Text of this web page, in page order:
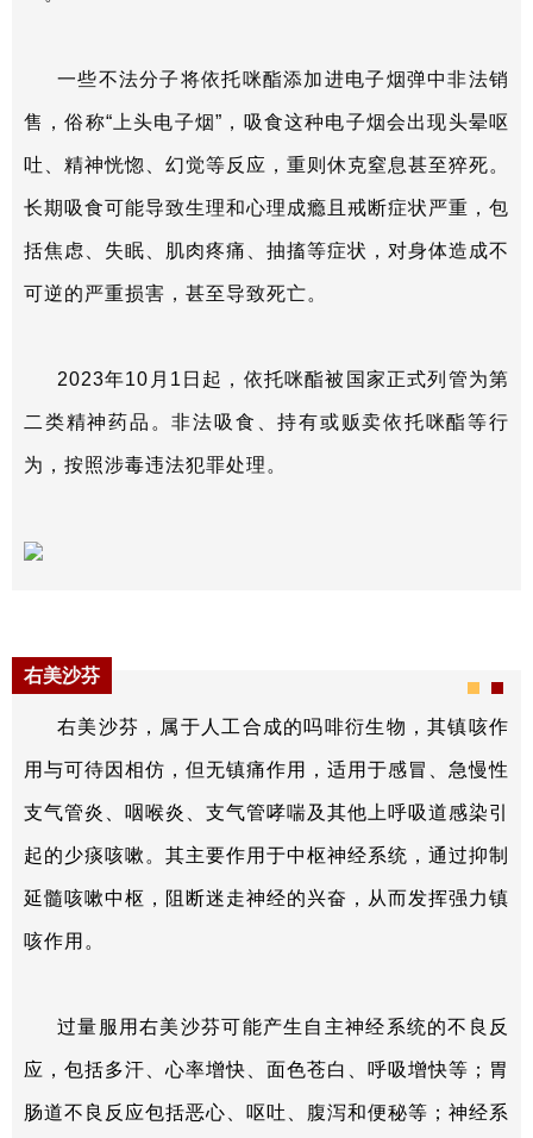
一些不法分子将依托咪酯添加进电子烟弹中非法销
售，俗称“上头电子烟”，吸食这种电子烟会出现头晕呕
吐、精神恍惚、幻觉等反应，重则休克窒息甚至猝死。
长期吸食可能导致生理和心理成瘾且戒断症状严重，包
括焦虑、失眠、肌肉疼痛、抽搐等症状，对身体造成不
可逆的严重损害，甚至导致死亡。
2023年10月1日起，依托咪酯被国家正式列管为第
二类精神药品。非法吸食、持有或贩卖依托咪酯等行
为，按照涉毒违法犯罪处理。
右美沙芬
右美沙芬，属于人工合成的吗啡衍生物，其镇咳作
用与可待因相仿，但无镇痛作用，适用于感冒、急慢性
支气管炎、咽喉炎、支气管哮喘及其他上呼吸道感染引
起的少痰咳嗽。其主要作用于中枢神经系统，通过抑制
延髓咳嗽中枢，阻断迷走神经的兴奋，从而发挥强力镇
咳作用。
过量服用右美沙芬可能产生自主神经系统的不良反
应，包括多汗、心率增快、面色苍白、呼吸增快等；胃
肠道不良反应包括恶心、呕吐、腹泻和便秘等；神经系